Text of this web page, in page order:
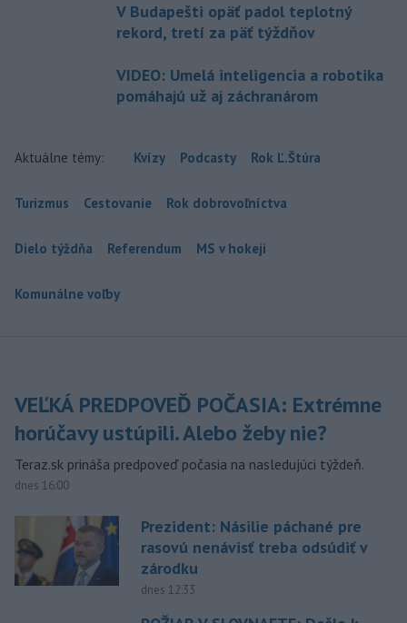
V Budapešti opäť padol teplotný
rekord, tretí za päť týždňov
VIDEO: Umelá inteligencia a robotika
pomáhajú už aj záchranárom
Aktuálne témy: Kvízy Podcasty Rok Ľ.Štúra
Turizmus Cestovanie Rok dobrovoľníctva
Dielo týždňa Referendum MS v hokeji
Komunálne voľby
VEĽKÁ PREDPOVEĎ POČASIA: Extrémne
horúčavy ustúpili. Alebo žeby nie?
Teraz.sk prináša predpoveď počasia na nasledujúci týždeň.
dnes 16:00
Prezident: Násilie páchané pre
rasovú nenávisť treba odsúdiť v
zárodku
dnes 12:33